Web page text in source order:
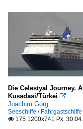
Die Celestyal Journey.
Kusadasi/Türkei 
Joachim Görg
Seeschiffe / Fahrgastschiffe
 175 1200x741 Px,